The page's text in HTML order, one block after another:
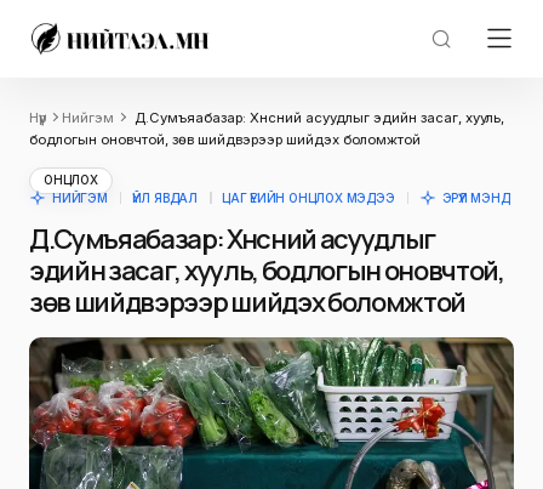
Нүүр Нийгэм
Д.Сумъяабазар: Хүнсний асуудлыг эдийн засаг, хууль,
бодлогын оновчтой, зөв шийдвэрээр шийдэх боломжтой
ОНЦЛОХ
НИЙГЭМ
ҮЙЛ ЯВДАЛ ЦАГ ҮЕИЙН ОНЦЛОХ МЭДЭЭ ЭРҮҮЛ МЭНД
Д.Сумъяабазар: Хүнсний асуудлыг
эдийн засаг, хууль, бодлогын оновчтой,
зөв шийдвэрээр шийдэх боломжтой